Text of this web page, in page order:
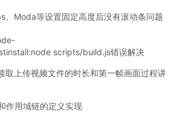
、Moda等设置固定高度后没有滚动条问题
scripts/build.js错误解决
上传视频文件的时长和第一帧画面过程讲
作用域链的定义实现